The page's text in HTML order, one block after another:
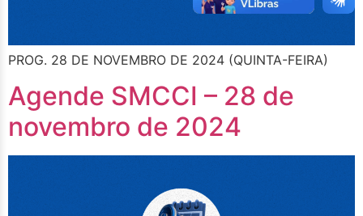
PROG. 28 DE NOVEMBRO DE 2024 (QUINTA-FEIRA)
Agende SMCCI – 28 de
novembro de 2024